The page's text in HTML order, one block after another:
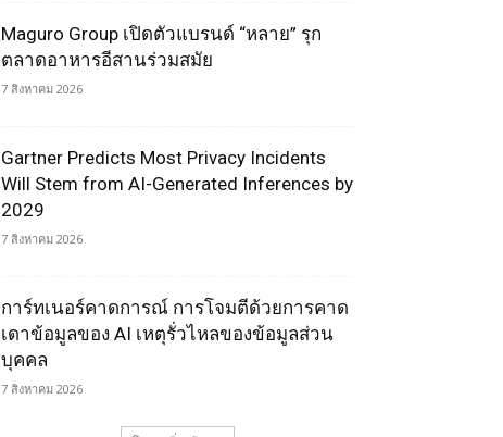
Maguro Group เปิดตัวแบรนด์ “หลาย” รุก
ตลาดอาหารอีสานร่วมสมัย
7 สิงหาคม 2026
Gartner Predicts Most Privacy Incidents
Will Stem from AI-Generated Inferences by
2029
7 สิงหาคม 2026
การ์ทเนอร์คาดการณ์ การโจมตีด้วยการคาด
เดาข้อมูลของ AI เหตุรั่วไหลของข้อมูลส่วน
บุคคล
7 สิงหาคม 2026